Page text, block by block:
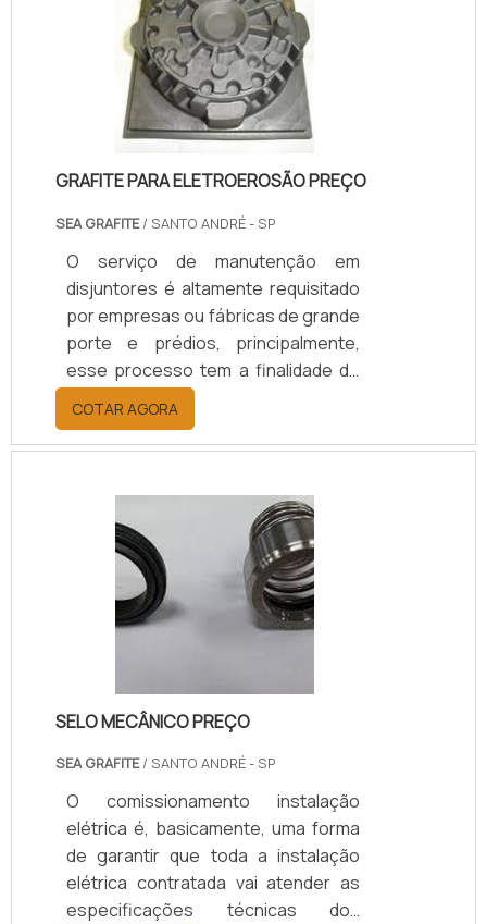
DIVERSAS APLICAÇÕESO processo
pode ser aplicado tanto a novos
empreendimentos quanto a
unidades e sistemas existentes em
processo de expansão,
GRAFITE PARA ELETROEROSÃO PREÇO
SEA GRAFITE/ SANTO ANDRÉ - SP
O serviço de manutenção em
disjuntores é altamente requisitado
por empresas ou fábricas de grande
porte e prédios, principalmente,
esse processo tem a finalidade de
realizar reparos nas instalações ou
até mesmo evitá-los. SAIBA MAIS
SOBRE A GARANTIA DE QUALIDADE E
serviço seja feito por uma empresa
experiente e conhecida, por isso o
contratante de fazer uma pesquisa
de mercado, para ter certeza que a
empresa tenha: Qualidade;
Segurança; Bom custo benefício;
COTAR AGORA
SELO MECÂNICO PREÇO
SEA GRAFITE/ SANTO ANDRÉ - SP
O comissionamento instalação
elétrica é, basicamente, uma forma
de garantir que toda a instalação
elétrica contratada vai atender as
especificações técnicas dos